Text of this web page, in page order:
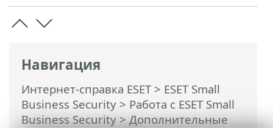
Навигация
Интернет-справка ESET> ESET Small
Business Security > Работа с ESET Small
Business Security>Дополнительные